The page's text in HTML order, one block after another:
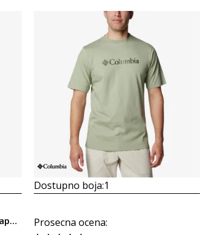
Columbia CSC™ Outdoor Back Graphic Tee
Dostupno boja:1
Prosecna ocena: